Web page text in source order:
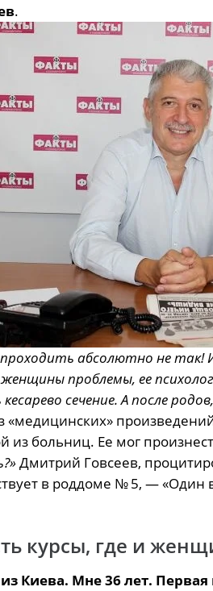
.
абсолютно не
женщины проблемы, ее
сечение. А после
«медицинских»
из больниц. Ее мог
Дмитрий Говсеев,
в роддоме № 5, —
курсы, где и
Киева. Мне 36 лет.